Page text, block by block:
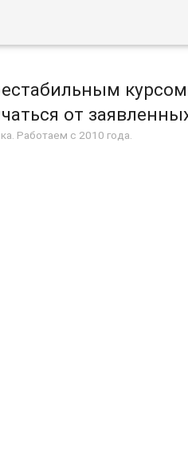
от
Работаем с 2010 года.